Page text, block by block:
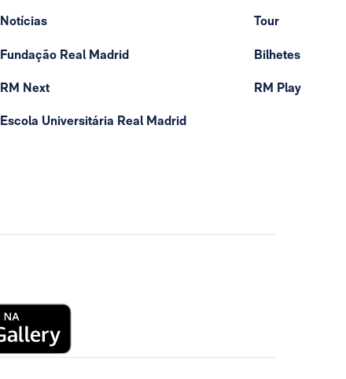
Notícias
Fundação Real Madrid
RM Next
Escola Universitária Real Madrid
Tour
Bilhetes
RM Play